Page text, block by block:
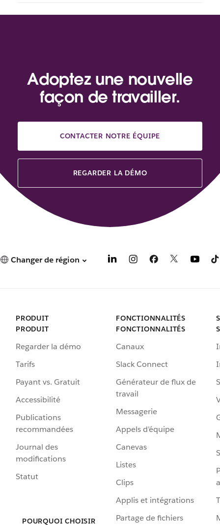
Adoptez une nouvelle
façon de travailler.
CONTACTER NOTRE ÉQUIPE
REGARDER LA DÉMO
Changer de région
PRODUIT
PRODUIT
Regarder la démo
Tarifs
Payant vs. Gratuit
Accessibilité
Publications
recommandées
Journal des
modifications
Statut
POURQUOI CHOISIR
FONCTIONNALITÉS
FONCTIONNALITÉS
Canaux
Slack Connect
Générateur de flux de
travail
Messagerie
Appels d’équipe
Canevas
Listes
Clips
Applis et intégrations
Partage de fichiers